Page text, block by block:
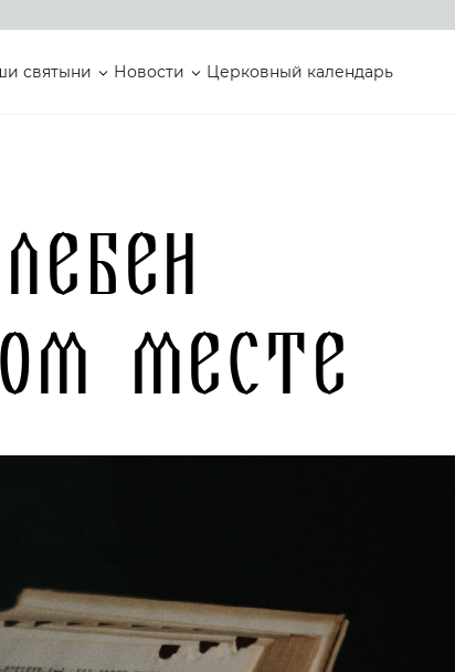
святыни Новости Церковный календарь
месте